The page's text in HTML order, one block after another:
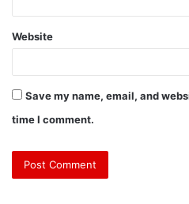
Website
Save my name, email, and
time I comment.